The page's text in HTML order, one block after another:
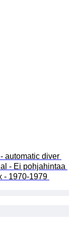
automatic diver
- Ei pohjahintaa
- 1970-1979